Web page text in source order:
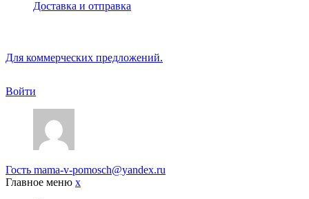
Доставка и отправка
Для коммерческих предложений.
Войти
Гость mama-v-pomosch@yandex.ru
Главное меню x